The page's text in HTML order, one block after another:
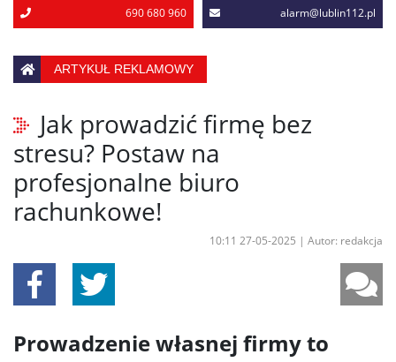
690 680 960 alarm@lublin112.pl
ARTYKUŁ REKLAMOWY
Jak prowadzić firmę bez
stresu? Postaw na
profesjonalne biuro
rachunkowe!
10:11 27-05-2025 | Autor: redakcja
Prowadzenie własnej firmy to